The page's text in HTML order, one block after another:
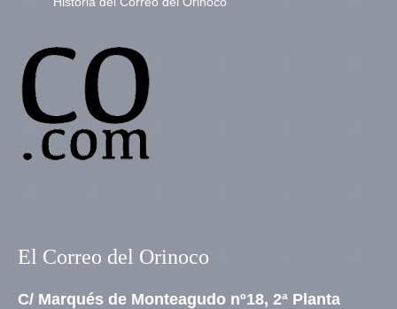
El Correo del Orinoco
C/ Marqués de Monteagudo nº18, 2ª Planta